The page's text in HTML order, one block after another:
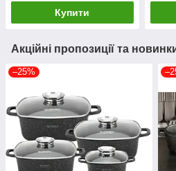
Купити
Акційні пропозиції та
–25%